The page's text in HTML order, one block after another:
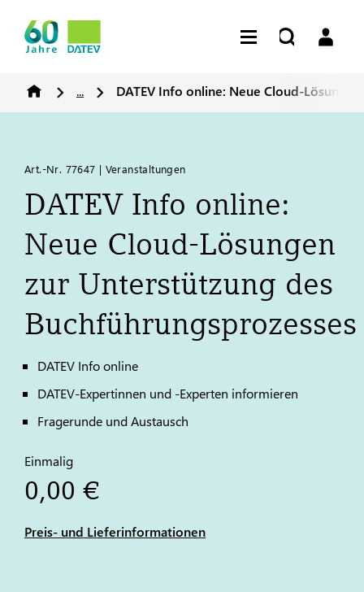
... DATEV Info online: Neue Cloud-
Art.-Nr. 77647 | Veranstaltungen
DATEVInfo online:
Neue Cloud-Lösungen
zur Unterstützung des
Buchführungsprozesses
DATEV Info online
DATEV-Expertinnen und -Experten informieren
Fragerunde und Austausch
Einmalig
0,00 €
Preis- und Lieferinformationen